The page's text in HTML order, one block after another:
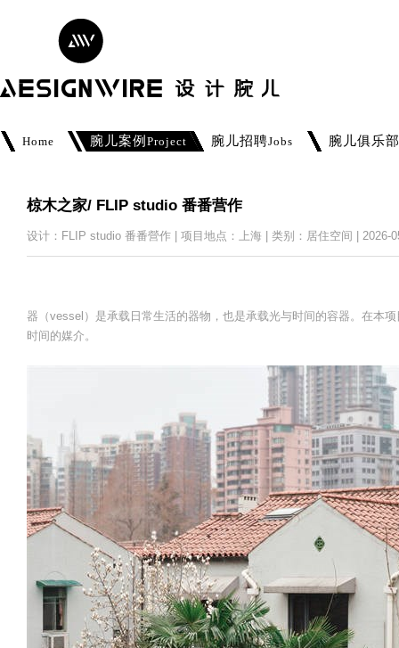
Home 腕儿案例 Project 腕儿招聘Jobs 腕儿俱乐部
椋木之家/ FLIP studio 番番营作
设计：FLIP studio 番番營作 | 项目地点：上海 | 类别：居住空间 | 2026-
器（vessel）是承载日常生活的器物，也是承载光与时间的容器。在本
时间的媒介。